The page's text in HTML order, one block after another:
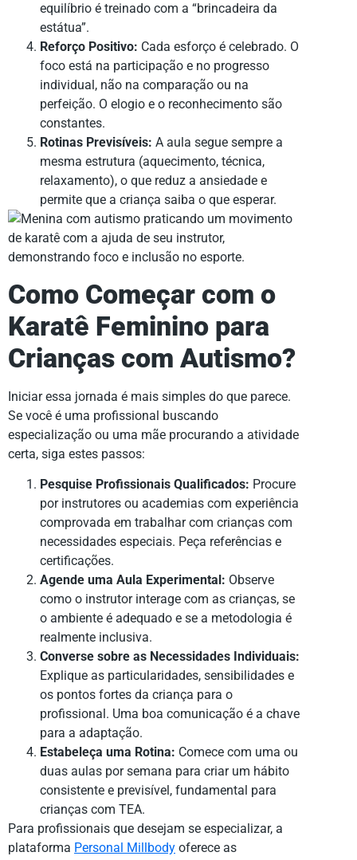
equilíbrio é treinado com a “brincadeira da
estátua”.
Reforço Positivo: Cada esforço é celebrado. O
foco está na participação e no progresso
individual, não na comparação ou na
perfeição. O elogio e o reconhecimento são
constantes.
Rotinas Previsíveis: A aula segue sempre a
mesma estrutura (aquecimento, técnica,
relaxamento), o que reduz a ansiedade e
permite que a criança saiba o que esperar.
Como Começar com o
Karatê Feminino para
Crianças com Autismo?
Iniciar essa jornada é mais simples do que parece.
Se você é uma profissional buscando
especialização ou uma mãe procurando a atividade
certa, siga estes passos:
Pesquise Profissionais Qualificados: Procure
por instrutores ou academias com experiência
comprovada em trabalhar com crianças com
necessidades especiais. Peça referências e
certificações.
Agende uma Aula Experimental: Observe
como o instrutor interage com as crianças, se
o ambiente é adequado e se a metodologia é
realmente inclusiva.
Converse sobre as Necessidades Individuais:
Explique as particularidades, sensibilidades e
os pontos fortes da criança para o
profissional. Uma boa comunicação é a chave
para a adaptação.
Estabeleça uma Rotina: Comece com uma ou
duas aulas por semana para criar um hábito
consistente e previsível, fundamental para
crianças com TEA.
Para profissionais que desejam se especializar, a
plataforma Personal Millbody oferece as